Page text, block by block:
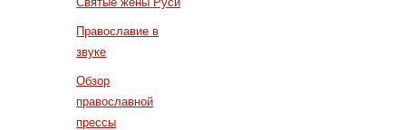
Православие в
звуке
Обзор
православной
прессы